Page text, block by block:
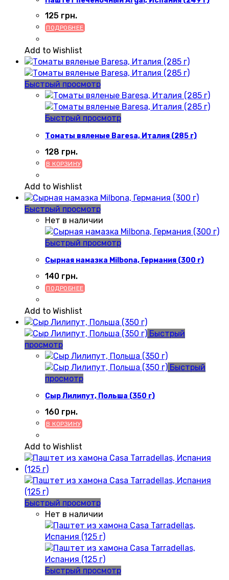
125 грн.
ПОДРОБНЕЕ
Add to Wishlist
Быстрый просмотр
Быстрый просмотр
Томаты вяленые Baresa, Италия (285 г)
128 грн.
В КОРЗИНУ
Add to Wishlist
Быстрый просмотр
Нет в наличии
Быстрый просмотр
Сырная намазка Milbona, Германия (300 г)
140 грн.
ПОДРОБНЕЕ
Add to Wishlist
Быстрый
просмотр
Быстрый
просмотр
Сыр Лилипут, Польша (350 г)
160 грн.
В КОРЗИНУ
Add to Wishlist
Быстрый просмотр
Нет в наличии
Быстрый просмотр